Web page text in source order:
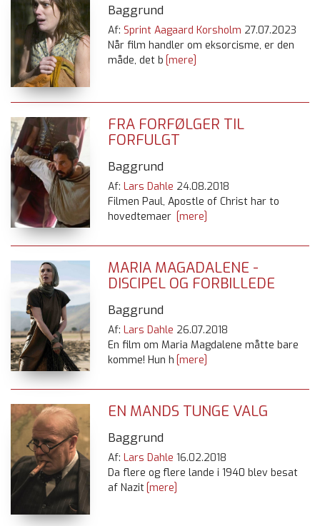
Baggrund
Af: Sprint Aagaard Korsholm 27.07.2023
Når film handler om eksorcisme, er den
måde, det b [mere]
FRA FORFØLGER TIL
FORFULGT
Baggrund
Af: Lars Dahle 24.08.2018
Filmen Paul, Apostle of Christ har to
hovedtemaer [mere]
MARIA MAGADALENE -
DISCIPEL OG FORBILLEDE
Baggrund
Af: Lars Dahle 26.07.2018
En film om Maria Magdalene måtte bare
komme! Hun h [mere]
EN MANDS TUNGE VALG
Baggrund
Af: Lars Dahle 16.02.2018
Da flere og flere lande i 1940 blev besat
af Nazit[mere]